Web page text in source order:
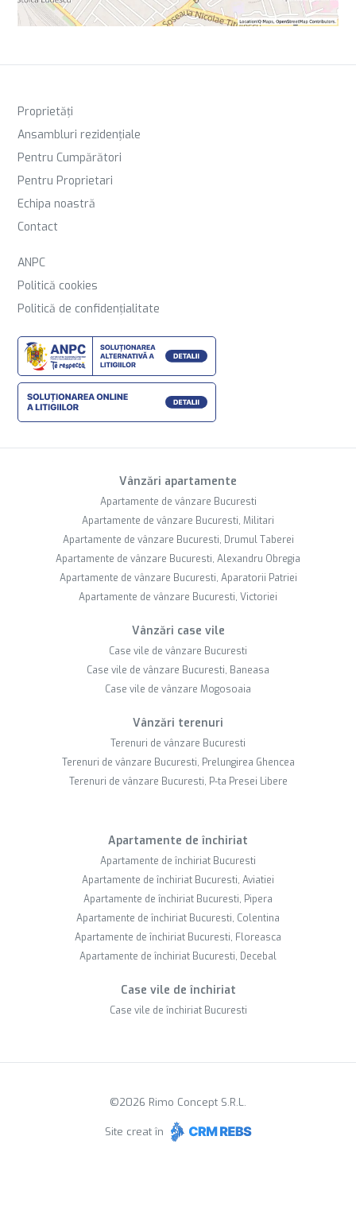
Proprietăți
Ansambluri rezidențiale
Pentru Cumpărători
Pentru Proprietari
Echipa noastră
Contact
ANPC
Politică cookies
Politică de confidențialitate
Vânzări apartamente
Apartamente de vânzare Bucuresti
Apartamente de vânzare Bucuresti, Militari
Apartamente de vânzare Bucuresti, Drumul Taberei
Apartamente de vânzare Bucuresti, Alexandru Obregia
Apartamente de vânzare Bucuresti, Aparatorii Patriei
Apartamente de vânzare Bucuresti, Victoriei
Vânzări case vile
Case vile de vânzare Bucuresti
Case vile de vânzare Bucuresti, Baneasa
Case vile de vânzare Mogosoaia
Vânzări terenuri
Terenuri de vânzare Bucuresti
Terenuri de vânzare Bucuresti, Prelungirea Ghencea
Terenuri de vânzare Bucuresti, P-ta Presei Libere
Apartamente de închiriat
Apartamente de închiriat Bucuresti
Apartamente de închiriat Bucuresti, Aviatiei
Apartamente de închiriat Bucuresti, Pipera
Apartamente de închiriat Bucuresti, Colentina
Apartamente de închiriat Bucuresti, Floreasca
Apartamente de închiriat Bucuresti, Decebal
Case vile de închiriat
Case vile de închiriat Bucuresti
©2026 Rimo Concept S.R.L.
Site creat în